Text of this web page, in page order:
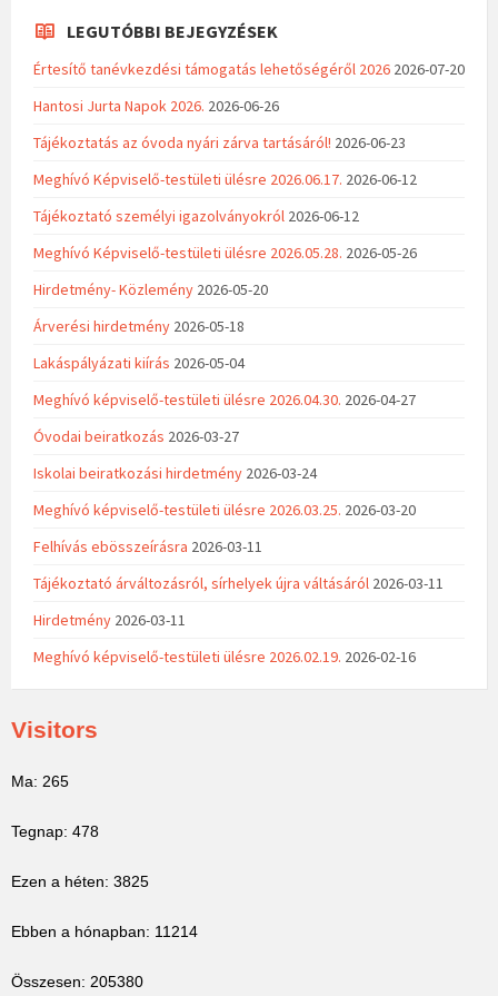
LEGUTÓBBI BEJEGYZÉSEK
Értesítő tanévkezdési támogatás lehetőségéről 2026 2026-07-20
Hantosi Jurta Napok 2026. 2026-06-26
Tájékoztatás az óvoda nyári zárva tartásáról! 2026-06-23
Meghívó Képviselő-testületi ülésre 2026.06.17. 2026-06-12
Tájékoztató személyi igazolványokról 2026-06-12
Meghívó Képviselő-testületi ülésre 2026.05.28. 2026-05-26
Hirdetmény- Közlemény 2026-05-20
Árverési hirdetmény 2026-05-18
Lakáspályázati kiírás 2026-05-04
Meghívó képviselő-testületi ülésre 2026.04.30. 2026-04-27
Óvodai beiratkozás 2026-03-27
Iskolai beiratkozási hirdetmény 2026-03-24
Meghívó képviselő-testületi ülésre 2026.03.25. 2026-03-20
Felhívás ebösszeírásra 2026-03-11
Tájékoztató árváltozásról, sírhelyek újra váltásáról 2026-03-11
Hirdetmény 2026-03-11
Meghívó képviselő-testületi ülésre 2026.02.19. 2026-02-16
Visitors
Ma: 265
Tegnap: 478
Ezen a héten: 3825
Ebben a hónapban: 11214
Összesen: 205380